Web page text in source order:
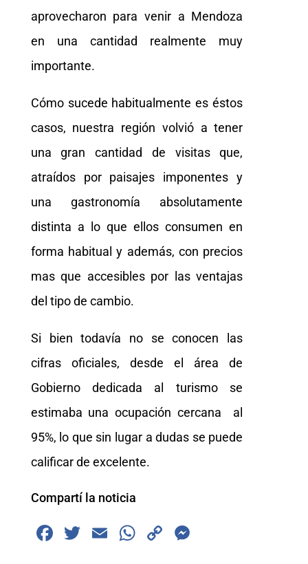
aprovecharon para venir a Mendoza
en una cantidad realmente muy
importante.
Cómo sucede habitualmente es éstos
casos, nuestra región volvió a tener
una gran cantidad de visitas que,
atraídos por paisajes imponentes y
una gastronomía absolutamente
distinta a lo que ellos consumen en
forma habitual y además, con precios
mas que accesibles por las ventajas
del tipo de cambio.
Si bien todavía no se conocen las
cifras oficiales, desde el área de
Gobierno dedicada al turismo se
estimaba una ocupación cercana al
95%, lo que sin lugar a dudas se puede
calificar de excelente.
Compartí la noticia
F
T
E
W
C